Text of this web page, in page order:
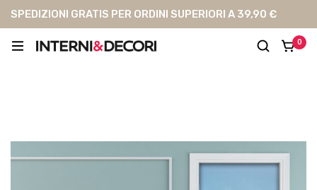
SPEDIZIONI GRATIS PER ORDINI SUPERIORI A 39,90 €
0